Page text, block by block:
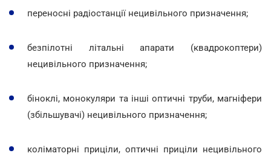
переносні радіостанції нецивільного призначення;
безпілотні літальні апарати (квадрокоптери)
нецивільного призначення;
біноклі, монокуляри та інші оптичні труби, магніфери
(збільшувачі) нецивільного призначення;
коліматорні приціли, оптичні приціли нецивільного